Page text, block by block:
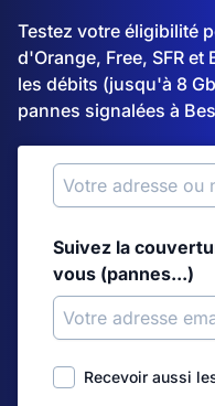
Testez votre éligibilité
d'Orange, Free, SFR
les débits (jusqu'à 8
pannes signalées à
Suivez la
vous (pannes...)
Recevoir aussi